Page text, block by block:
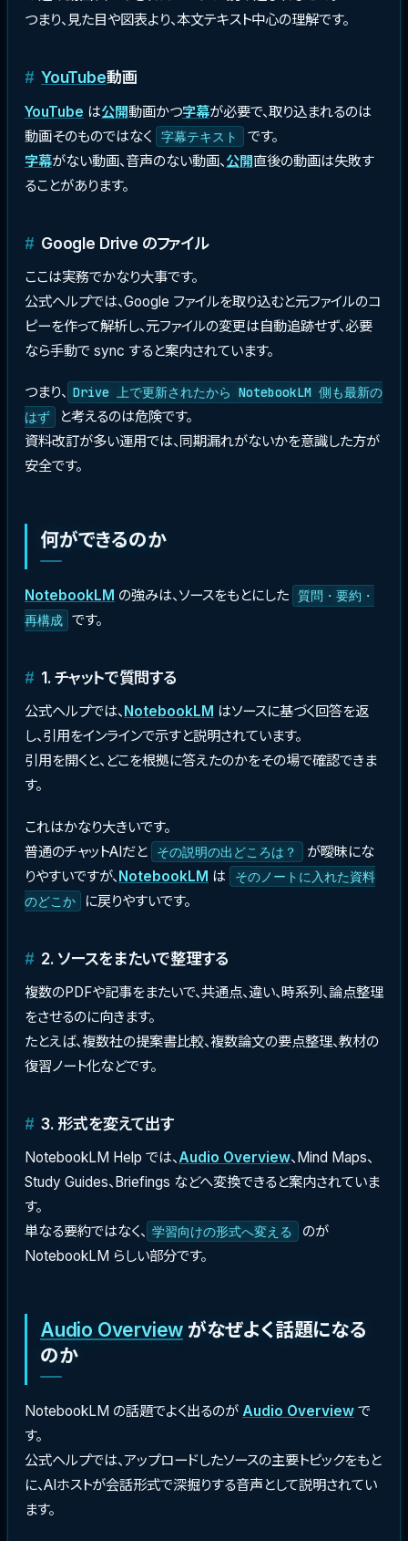
つまり、見た目や図表より、本文テキスト中心の理解です。
YouTube動画
YouTube は公開動画かつ字幕が必要で、取り込まれるのは
動画そのものではなく
字幕テキスト
です。
字幕がない動画、音声のない動画、 公開直後の動画は失敗す
ることがあります。
Google Drive のファイル
ここは実務でかなり大事です。
公式ヘルプでは、Google ファイルを取り込むと元ファイルのコ
ピーを作って解析し、元ファイルの変更は自動追跡せず、必要
なら手動で sync すると案内されています。
つまり、 Drive 上で更新されたから NotebookLM 側も最新の
はず
と考えるのは危険です。
資料改訂が多い運用では、同期漏れがないかを意識した方が
安全です。
何ができるのか
NotebookLM の強みは、ソースをもとにした 質問・要約・
再構成 です。
1. チャットで質問する
公式ヘルプでは、NotebookLM はソースに基づく回答を返
し、引用をインラインで示すと説明されています。
引用を開くと、どこを根拠に答えたのかをその場で確認できま
す。
これはかなり大きいです。
普通のチャットAIだと
その説明の出どころは？
が曖昧にな
りやすいですが、 NotebookLM は
そのノートに入れた資料
のどこか
に戻りやすいです。
2. ソースをまたいで整理する
複数のPDFや記事をまたいで、共通点、違い、時系列、論点整理
をさせるのに向きます。
たとえば、複数社の提案書比較、複数論文の要点整理、教材の
復習ノート化などです。
3. 形式を変えて出す
NotebookLM Help では、 Audio Overview、Mind Maps、
Study Guides、Briefings などへ変換できると案内されていま
す。
単なる要約ではなく、 学習向けの形式へ変える
のが
NotebookLM らしい部分です。
Audio Overview がなぜよく話題になる
のか
NotebookLM の話題でよく出るのが Audio Overview で
す。
公式ヘルプでは、アップロードしたソースの主要トピックをもと
に、AIホストが会話形式で深掘りする音声として説明されてい
ます。